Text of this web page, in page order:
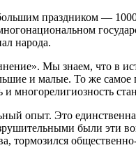
праздником —
народа.
Мы знаем, что в
и малые. То же
многорелигиозность
опыт. Это
были эти
тормозился